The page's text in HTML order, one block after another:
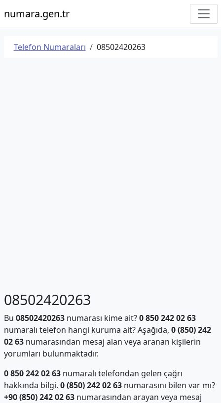
numara.gen.tr
Telefon Numaraları 08502420263
08502420263
Bu 08502420263numarası kime ait?0 850 242 02 63
numaralı telefon hangi kuruma ait? Aşağıda, 0 (850) 242
02 63numarasından mesaj alan veya aranan kişilerin
yorumları bulunmaktadır.
0 850 242 02 63numaralı telefondan gelen çağrı
hakkında bilgi. 0 (850) 242 02 63numarasını bilen var mı?
+90 (850) 242 02 63numarasından arayan veya mesaj